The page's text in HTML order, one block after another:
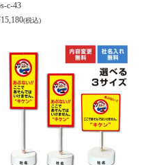
c-43
15,180(税込)